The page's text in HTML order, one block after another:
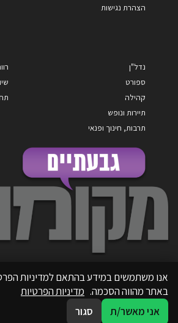
הצהרת נגישות
נדל"ן
ספורט
קהילה
תיירות ונופש
תרבות, חינוך ופנאי
אנו משתמשים במידע בהתאם למדיניות
באתר מהווה הסכמה. מדיניות הפרטיות
אני מאשר/ת
סגור